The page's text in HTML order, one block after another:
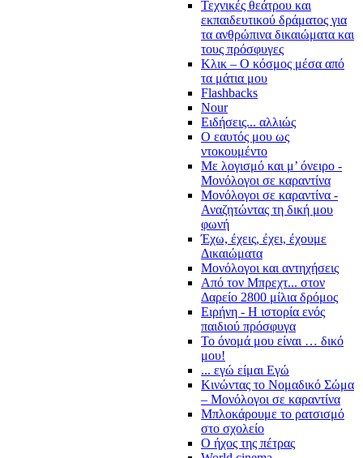
Τεχνικές θεάτρου και
εκπαιδευτικού δράματος για
τα ανθρώπινα δικαιώματα και
τους πρόσφυγες
Κλικ – Ο κόσμος μέσα από
τα μάτια μου
Flashbacks
Nour
Ειδήσεις... αλλιώς
Ο εαυτός μου ως
ντοκουμέντο
Με λογισμό και μ’ όνειρο -
Μονόλογοι σε καραντίνα
Μονόλογοι σε καραντίνα -
Αναζητώντας τη δική μου
φωνή
Έχω, έχεις, έχει, έχουμε
Δικαιώματα
Μονόλογοι και αντηχήσεις
Από τον Μπρεχτ... στον
Δαρείο 2800 μίλια δρόμος
Ειρήνη - Η ιστορία ενός
παιδιού πρόσφυγα
Το όνομά μου είναι … δικό
μου!
... εγώ είμαι Εγώ
Κινώντας το Νομαδικό Σώμα
– Μονόλογοι σε καραντίνα
Μπλοκάρουμε το ρατσισμό
στο σχολείο
Ο ήχος της πέτρας